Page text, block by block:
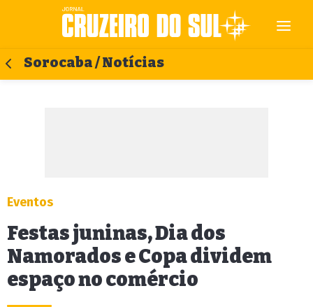
Sorocaba / Notícias
Eventos
Festas juninas, Dia dos
Namorados e Copa dividem
espaço no comércio